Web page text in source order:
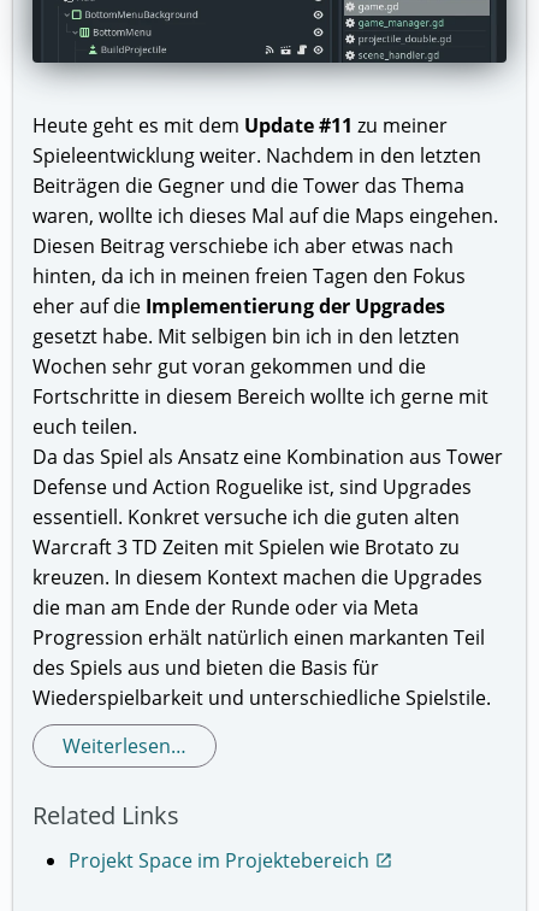
Heute geht es mit dem Update #11 zu meiner
Spieleentwicklung weiter. Nachdem in den letzten
Beiträgen die Gegner und die Tower das Thema
waren, wollte ich dieses Mal auf die Maps eingehen.
Diesen Beitrag verschiebe ich aber etwas nach
hinten, da ich in meinen freien Tagen den Fokus
eher auf die Implementierung der Upgrades
gesetzt habe. Mit selbigen bin ich in den letzten
Wochen sehr gut voran gekommen und die
Fortschritte in diesem Bereich wollte ich gerne mit
euch teilen.
Da das Spiel als Ansatz eine Kombination aus Tower
Defense und Action Roguelike ist, sind Upgrades
essentiell. Konkret versuche ich die guten alten
Warcraft 3 TD Zeiten mit Spielen wie Brotato zu
kreuzen. In diesem Kontext machen die Upgrades
die man am Ende der Runde oder via Meta
Progression erhält natürlich einen markanten Teil
des Spiels aus und bieten die Basis für
Wiederspielbarkeit und unterschiedliche Spielstile.
Weiterlesen…
Related Links
Projekt Space im Projektebereich open_in_new